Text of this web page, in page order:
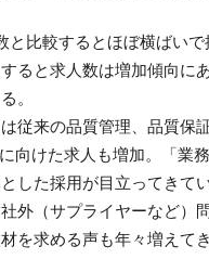
と比較するとほぼ横ばいで
ると求人数は増加傾向に
。
従来の品質管理、品質保
向けた求人も増加。「業
した採用が目立ってきて
外（サプライヤーなど）
を求める声も年々増えてき